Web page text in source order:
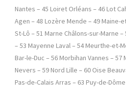
Nantes – 45 Loiret Orléans – 46 Lot
Agen – 48 Lozère Mende – 49 Maine-
St-Lô – 51 Marne Châlons-sur-Marne
– 53 Mayenne Laval – 54 Meurthe-et-
Bar-le-Duc – 56 Morbihan Vannes –
Nevers – 59 Nord Lille – 60 Oise
Pas-de-Calais Arras – 63 Puy-de-